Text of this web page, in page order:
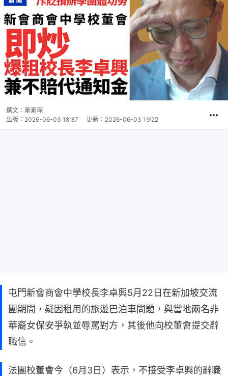
撰文： 董素琛
出版： 2026-06-03 18:37 更新： 2026-06-03 19:22
屯門新會商會中學校長李卓興5月22日在新加坡交流
團期間，疑因租用的旅遊巴泊車問題，與當地兩名非
華裔女保安爭執並辱罵對方，其後他向校董會提交辭
職信。
法團校董會今（6月3日）表示，不接受李卓興的辭職